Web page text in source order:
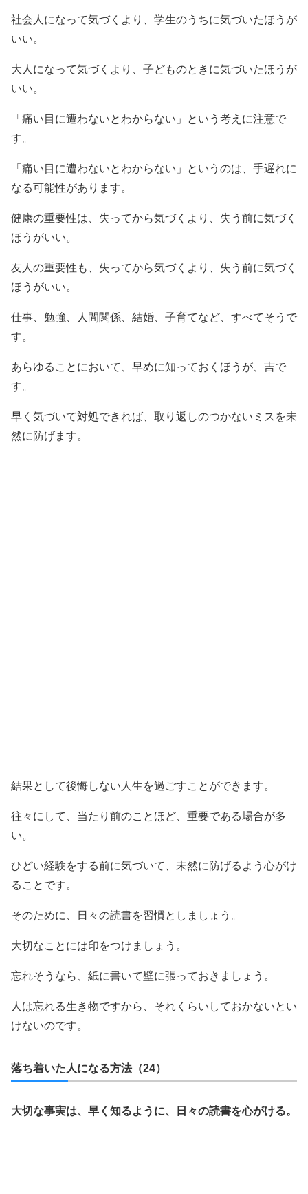
社会人になって気づくより、学生のうちに気づいたほうが
いい。
大人になって気づくより、子どものときに気づいたほうが
いい。
「痛い目に遭わないとわからない」という考えに注意で
す。
「痛い目に遭わないとわからない」というのは、手遅れに
なる可能性があります。
健康の重要性は、失ってから気づくより、失う前に気づく
ほうがいい。
友人の重要性も、失ってから気づくより、失う前に気づく
ほうがいい。
仕事、勉強、人間関係、結婚、子育てなど、すべてそうで
す。
あらゆることにおいて、早めに知っておくほうが、吉で
す。
早く気づいて対処できれば、取り返しのつかないミスを未
然に防げます。
結果として後悔しない人生を過ごすことができます。
往々にして、当たり前のことほど、重要である場合が多
い。
ひどい経験をする前に気づいて、未然に防げるよう心がけ
ることです。
そのために、日々の読書を習慣としましょう。
大切なことには印をつけましょう。
忘れそうなら、紙に書いて壁に張っておきましょう。
人は忘れる生き物ですから、それくらいしておかないとい
けないのです。
落ち着いた人になる方法（24）
大切な事実は、早く知るように、日々の読書を心がける。